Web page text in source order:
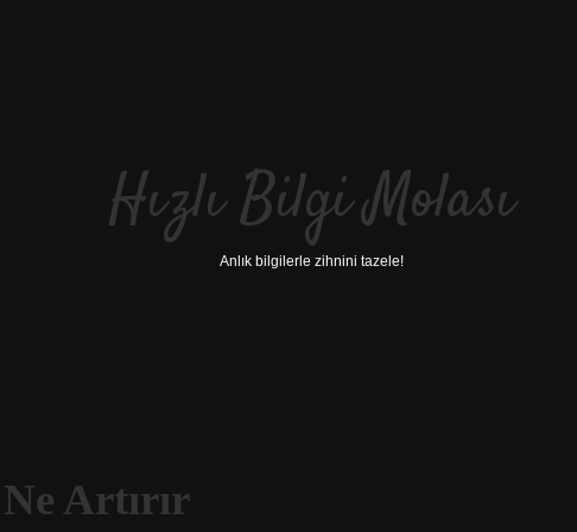
Hızlı Bilgi Molası
Anlık bilgilerle zihnini tazele!
Artırır